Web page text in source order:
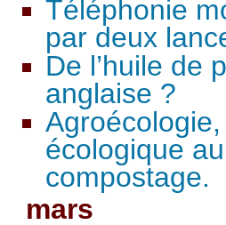
Téléphonie
par deux
De l’huile de
anglaise ?
écologique
compostage.
mars